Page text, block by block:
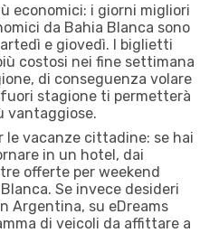
economici: i giorni migliori
da Bahia Blanca sono
e giovedì. I biglietti
costosi nei fine settimana
di conseguenza volare
stagione ti permetterà
vantaggiose.
le vacanze cittadine: se hai
in un hotel, dai
offerte per weekend
Se invece desideri
Argentina, su eDreams
di veicoli da affittare a